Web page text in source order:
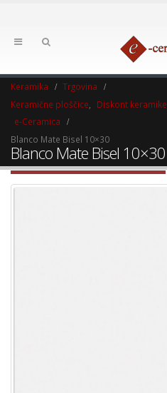
Keramika
Trgovina
Keramične ploščice
Diskont keramike
e-Ceramica
Blanco Mate Bisel 10×30
Blanco Mate Bisel 10×30